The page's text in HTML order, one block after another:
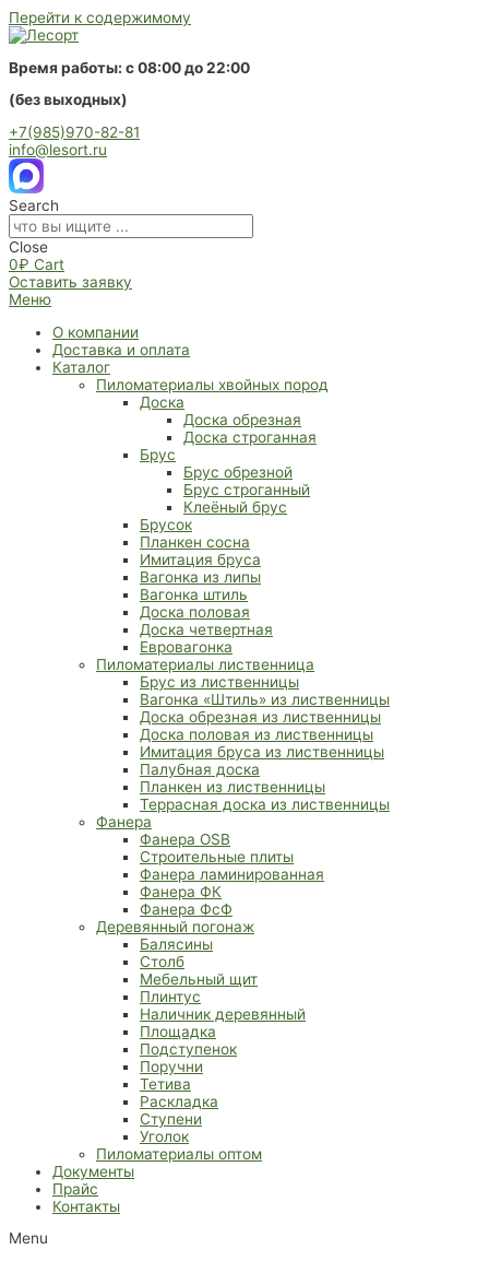
Перейти к содержимому
Время работы: с 08:00 до 22:00
(без выходных)
+7(985)970-82-81
info@lesort.ru
Search
Close
0₽ Cart
Оставить заявку
Меню
О компании
Доставка и оплата
Каталог
Пиломатериалы хвойных пород
Доска
Доска обрезная
Доска строганная
Брус
Брус обрезной
Брус строганный
Клеёный брус
Брусок
Планкен сосна
Имитация бруса
Вагонка из липы
Вагонка штиль
Доска половая
Доска четвертная
Евровагонка
Пиломатериалы лиственница
Брус из лиственницы
Вагонка «Штиль» из лиственницы
Доска обрезная из лиственницы
Доска половая из лиственницы
Имитация бруса из лиственницы
Палубная доска
Планкен из лиственницы
Террасная доска из лиственницы
Фанера
Фанера OSB
Строительные плиты
Фанера ламинированная
Фанера ФК
Фанера ФсФ
Деревянный погонаж
Балясины
Столб
Мебельный щит
Плинтус
Наличник деревянный
Площадка
Подступенок
Поручни
Тетива
Раскладка
Ступени
Уголок
Пиломатериалы оптом
Документы
Прайс
Контакты
Menu